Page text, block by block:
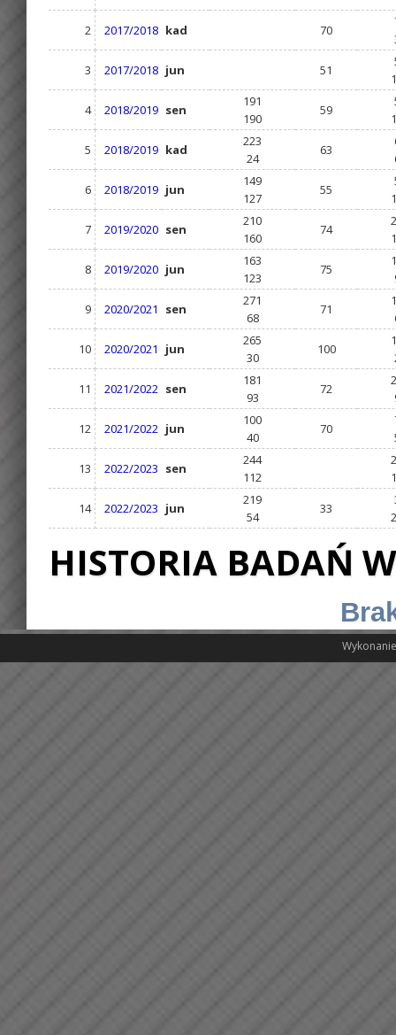
2 2017/2018 kad 70
3
2017/2018 jun 51
4
2018/2019 sen
191
190
59
5
2018/2019 kad
223
24
63
6
2018/2019 jun
149
127
55
7
2019/2020 sen
210
160
74
8
2019/2020 jun
163
123
75
9
2020/2021 sen
271
68
71
10
2020/2021 jun
265
30
100
11
2021/2022 sen
181
93
72
12
2021/2022 jun
100
40
70
13
2022/2023 sen
244
112
14
2022/2023 jun
219
54
33
HISTORIA BADAŃ